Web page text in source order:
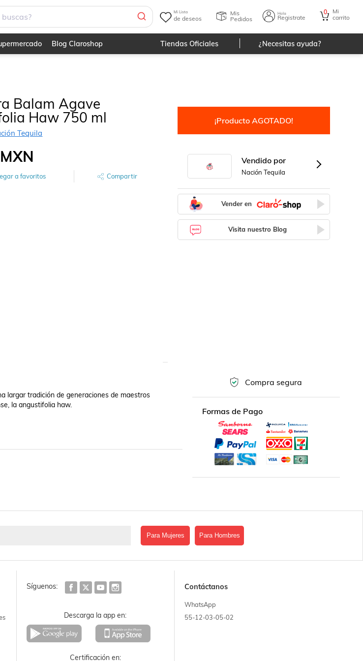
Mi Lista
de deseos
Mis
Pedidos
Hola
Registrate
0
Mi
carrito
Blog Claroshop Tiendas Oficiales ¿Necesitas ayuda?
Balam Agave
Haw 750 ml
Tequila
MXN
a favoritos Compartir
¡Producto AGOTADO!
Vendido por
Nación Tequila
Vender en
Visita nuestro Blog
largar tradición de generaciones de maestros
la angustifolia haw.
Compra segura
Formas de Pago
Para Mujeres Para Hombres
Síguenos:
Descarga la app en:
Certificación en:
Contáctanos
WhatsApp
55-12-03-05-02